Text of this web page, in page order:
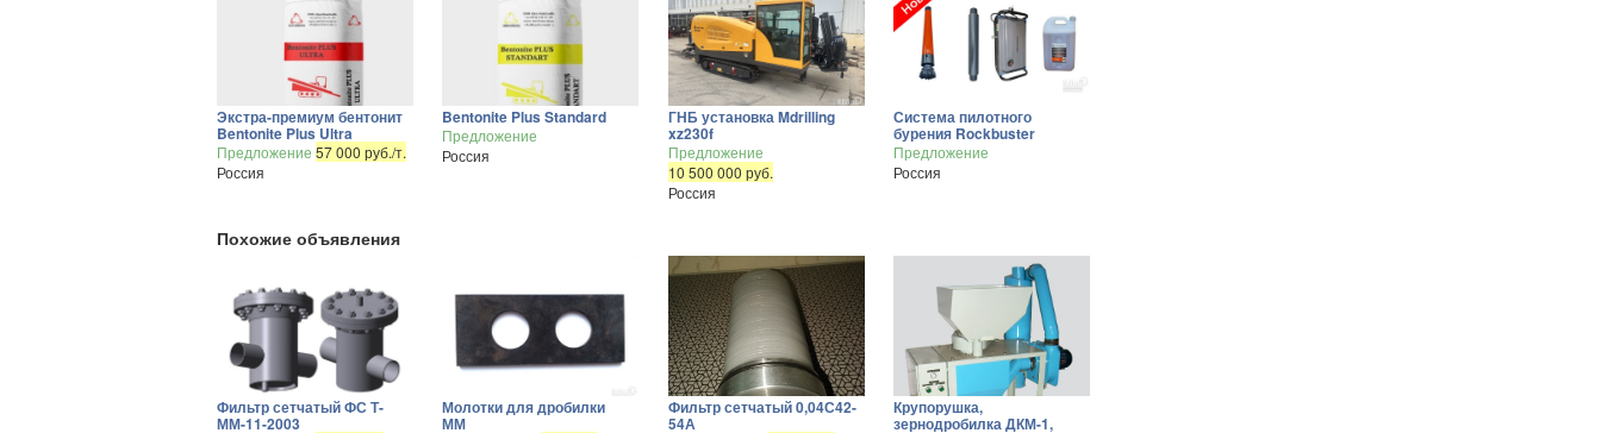
Экстра-премиум бентонит
Bentonite Plus Ultra
Предложение 57 000 руб./т.
Россия
Bentonite Plus Standard
Предложение
Россия
ГНБ установка Mdrilling
xz230f
Предложение
10 500 000 руб.
Россия
Система пилотного
бурения Rockbuster
Предложение
Россия
Похожие объявления
Фильтр сетчатый ФС Т-
ММ-11-2003
Молотки для дробилки
ММ
Фильтр сетчатый 0,04С42-
54А
Крупорушка,
зернодробилка ДКМ-1,